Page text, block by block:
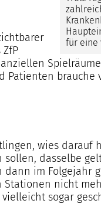
für eine
Patienten
wies darauf
dasselbe
im
nicht
sogar